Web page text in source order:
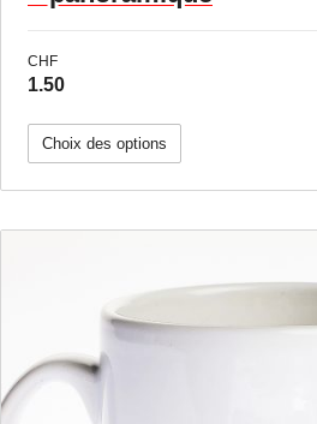
CHF
1.50
Choix des options